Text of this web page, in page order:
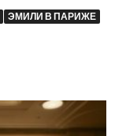
ЭМИЛИ В ПАРИЖЕ